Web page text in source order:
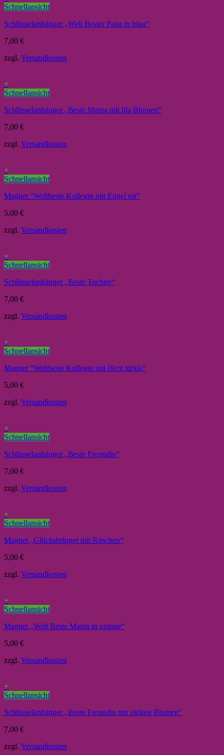
Schnellansicht
Schlüsselanhänger „Welt Bester Papa in blau“
7,00 €
zzgl. Versandkosten
+
Schnellansicht
Schlüsselanhänger „Beste Mama mit lila Blumen“
7,00 €
zzgl. Versandkosten
+
Schnellansicht
Magnet “Weltbeste Kollegin mit Engel rot”
5,00 €
zzgl. Versandkosten
+
Schnellansicht
Schlüsselanhänger „Beste Tochter“
7,00 €
zzgl. Versandkosten
+
Schnellansicht
Magnet “Weltbeste Kollegin mit Herz türkis”
5,00 €
zzgl. Versandkosten
+
Schnellansicht
Schlüsselanhänger „Beste Freundin“
7,00 €
zzgl. Versandkosten
+
Schnellansicht
Magnet „Glücksbringer mit Röschen“
5,00 €
zzgl. Versandkosten
+
Schnellansicht
Magnet „Welt Beste Mama in orange“
5,00 €
zzgl. Versandkosten
+
Schnellansicht
Schlüsselanhänger „Beste Freundin mit pinken Blumen“
7,00 €
zzgl. Versandkosten